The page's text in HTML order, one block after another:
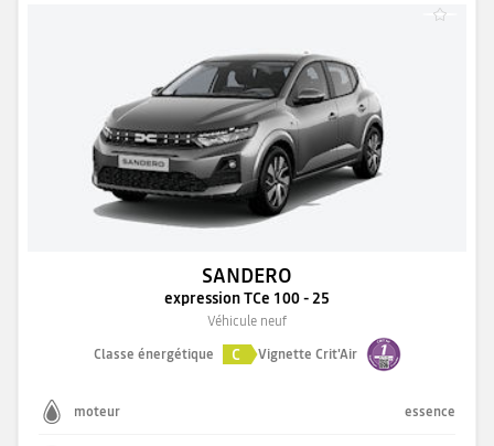
SANDERO
expression TCe 100 - 25
Véhicule neuf
Classe énergétique
C Vignette Crit'Air
moteur essence